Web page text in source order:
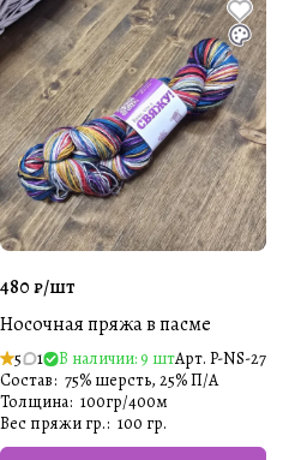
480 ₽/шт
Носочная пряжа в пасме
5 1 В наличии: 9 штАрт. P-NS-27
Состав: 75% шерсть, 25% П/А
Толщина: 100гр/400м
Вес пряжи гр.: 100 гр.